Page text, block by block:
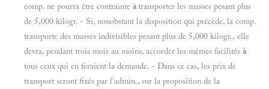
eomp. ne pourra être contrainte àtransporter les masses pesant plus
de 5,000 kilogr. - Si, nonobstant la disposition qui précède, la comp.
transporte des masses indivisibles pesant plus de 5,000 kilogr., elle
devra, pendant trois mois au moins, accorder les mêmes facilités à
tous ceux qui en feraient la demande. - Dans ce cas, les prix de
transport seront fixés par l'admin., sur la proposition de la